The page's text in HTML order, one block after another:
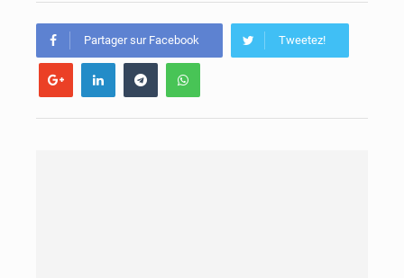
Partager sur Facebook Tweetez!